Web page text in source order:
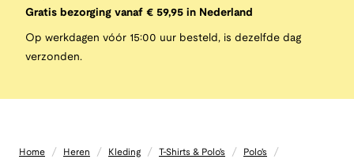
Gratis bezorging vanaf € 59,95 in Nederland
Op werkdagen vóór 15:00 uur besteld, is dezelfde dag
verzonden.
Home / Heren / Kleding / T-Shirts & Polo's / Polo's /